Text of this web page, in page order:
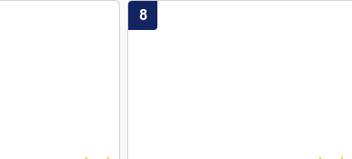
8